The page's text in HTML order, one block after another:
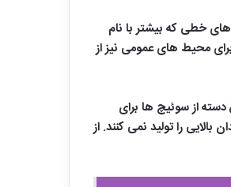
خطی که بیشتر با نام
محیط های عمومی نیز از
از سوئیچ ها برای
را تولید نمی کنند. از